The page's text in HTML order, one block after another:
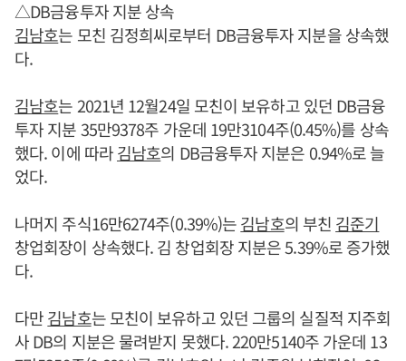
△DB금융투자 지분 상속
김남호는 모친 김정희씨로부터 DB금융투자 지분을 상속했
다.
김남호는 2021년 12월24일 모친이 보유하고 있던 DB금융
투자 지분 35만9378주 가운데 19만3104주(0.45%)를 상속
했다. 이에 따라김남호의 DB금융투자 지분은 0.94%로 늘
었다.
나머지 주식16만6274주(0.39%)는김남호의 부친 김준기
창업회장이 상속했다. 김 창업회장 지분은 5.39%로 증가했
다.
다만김남호는 모친이 보유하고 있던 그룹의 실질적 지주회
사 DB의 지분은 물려받지 못했다. 220만5140주 가운데 13